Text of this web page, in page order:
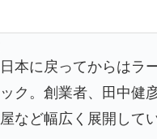
日本に戻ってからはラ
ック。創業者、田中健
屋など幅広く展開して